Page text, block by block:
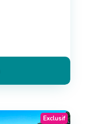
Exclusif